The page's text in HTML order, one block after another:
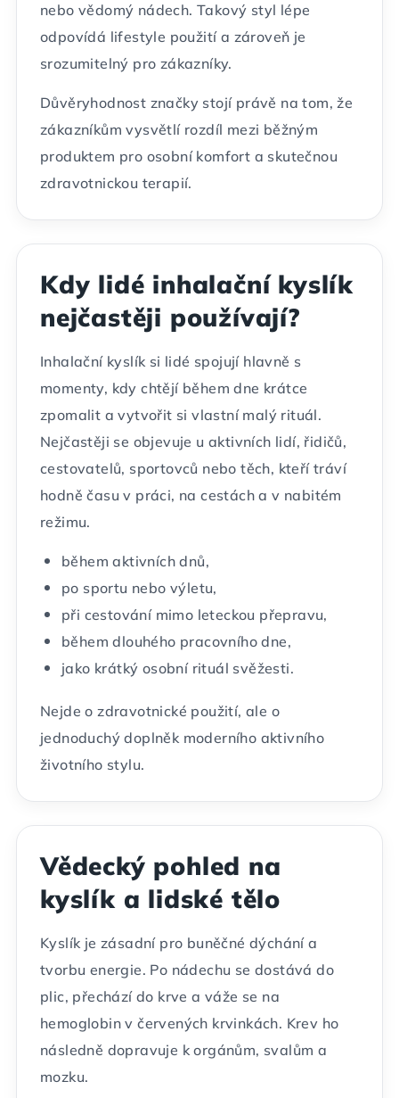
nebo vědomý nádech. Takový styl lépe
odpovídá lifestyle použití a zároveň je
srozumitelný pro zákazníky.
Důvěryhodnost značky stojí právě na tom, že
zákazníkům vysvětlí rozdíl mezi běžným
produktem pro osobní komfort a skutečnou
zdravotnickou terapií.
Kdy lidé inhalační kyslík
nejčastěji používají?
Inhalační kyslík si lidé spojují hlavně s
momenty, kdy chtějí během dne krátce
zpomalit a vytvořit si vlastní malý rituál.
Nejčastěji se objevuje u aktivních lidí, řidičů,
cestovatelů, sportovců nebo těch, kteří tráví
hodně času v práci, na cestách a v nabitém
režimu.
během aktivních dnů,
po sportu nebo výletu,
při cestování mimo leteckou přepravu,
během dlouhého pracovního dne,
jako krátký osobní rituál svěžesti.
Nejde o zdravotnické použití, ale o
jednoduchý doplněk moderního aktivního
životního stylu.
Vědecký pohled na
kyslík a lidské tělo
Kyslík je zásadní pro buněčné dýchání a
tvorbu energie. Po nádechu se dostává do
plic, přechází do krve a váže se na
hemoglobin v červených krvinkách. Krev ho
následně dopravuje k orgánům, svalům a
mozku.